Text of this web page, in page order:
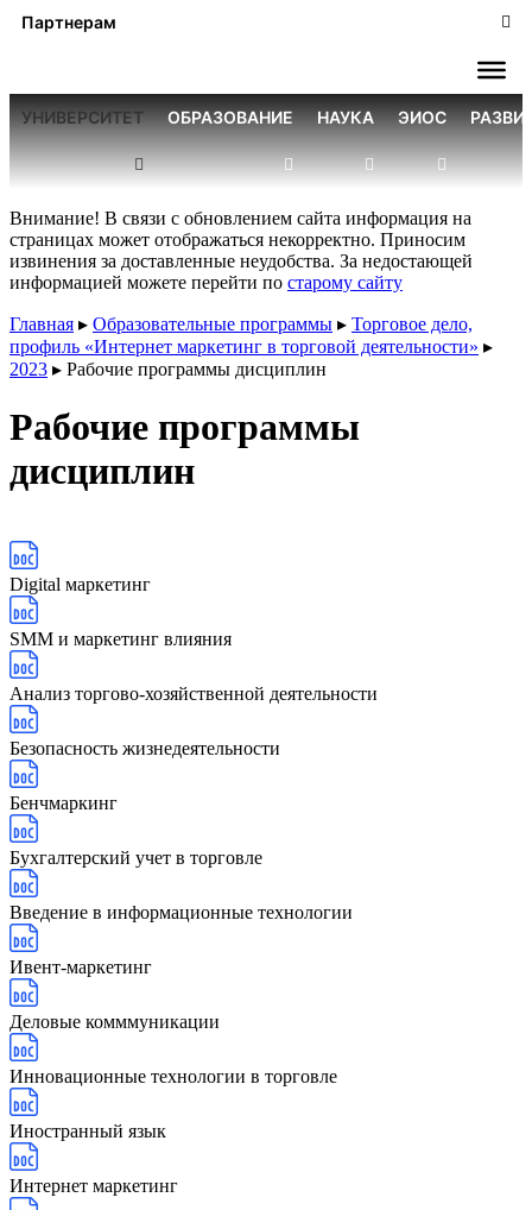
Партнерам
УНИВЕРСИТЕТ ОБРАЗОВАНИЕ НАУКА ЭИОС
Внимание! В связи с обновлением сайта информация на
страницах может отображаться некорректно. Приносим
извинения за доставленные неудобства. За недостающей
информацией можете перейти по старому сайту
Главная ▸ Образовательные программы ▸ Торговое дело,
профиль «Интернет маркетинг в торговой деятельности» ▸
2023 ▸ Рабочие программы дисциплин
Рабочие программы
дисциплин
Digital маркетинг
SMM и маркетинг влияния
Анализ торгово-хозяйственной деятельности
Безопасность жизнедеятельности
Бенчмаркинг
Бухгалтерский учет в торговле
Введение в информационные технологии
Ивент-маркетинг
Деловые комммуникации
Инновационные технологии в торговле
Иностранный язык
Интернет маркетинг